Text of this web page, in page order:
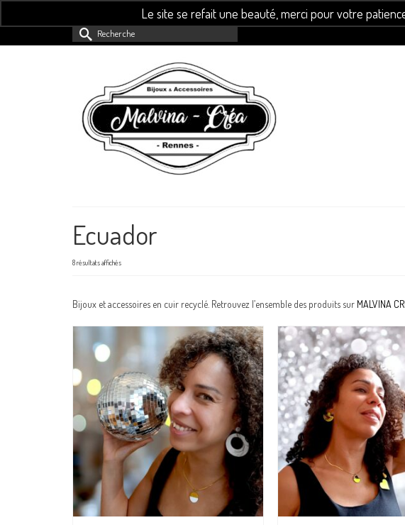
Le site se refait une beauté, merci pour votre
Rechercher :
Ecuador
8 résultats affichés
Bijoux et accessoires en cuir recyclé. Retrouvez l’ensemble des produits sur MALVINA